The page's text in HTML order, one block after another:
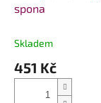
spona
Skladem
451 Kč